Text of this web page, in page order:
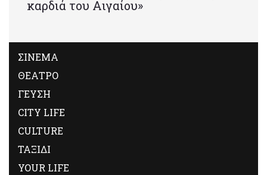
καρδιά του Αιγαίου»
ΣΙΝΕΜΑ
ΘΕΑΤΡΟ
ΓΕΥΣΗ
CITY LIFE
CULTURE
ΤΑΞΙΔΙ
YOUR LIFE